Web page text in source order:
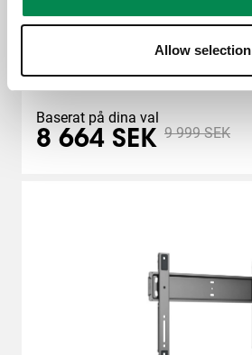
Allow selection
Baserat på dina val
8 664 SEK 9 999 SEK